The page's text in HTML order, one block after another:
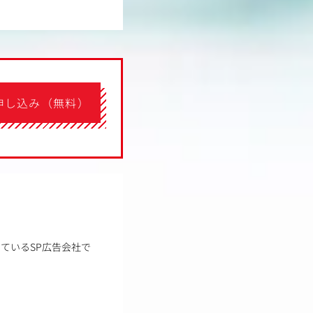
込み（無料）
いるSP広告会社で